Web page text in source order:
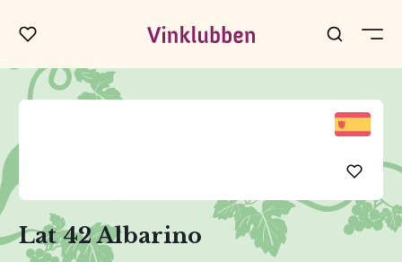
Lat 42 Albarino